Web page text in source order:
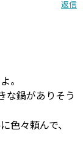
返信
。
な鍋がありそう
色々頼んで、